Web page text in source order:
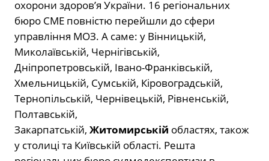
охорони здоровʼя України. 16 регіональних
бюро СМЕ повністю перейшли до сфери
управління МОЗ. А саме: у Вінницькій,
Миколаївській, Чернігівській,
Дніпропетровській, Івано-Франківській,
Хмельницькій, Сумській, Кіровоградській,
Тернопільській, Чернівецькій, Рівненській,
Полтавській,
Закарпатській, Житомирській областях, також
у столиці та Київській області. Решта